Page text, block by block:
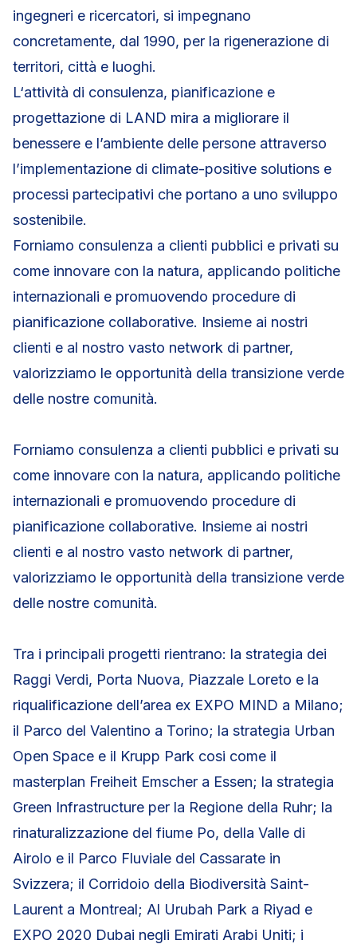
ingegneri e ricercatori, si impegnano
concretamente, dal 1990, per la rigenerazione di
territori, città e luoghi.
L‘attività di consulenza, pianificazione e
progettazione di LAND mira a migliorare il
benessere e l’ambiente delle persone attraverso
l’implementazione di climate-positive solutions e
processi partecipativi che portano a uno sviluppo
sostenibile.
Forniamo consulenza a clienti pubblici e privati su
come innovare con la natura, applicando politiche
internazionali e promuovendo procedure di
pianificazione collaborative. Insieme ai nostri
clienti e al nostro vasto network di partner,
valorizziamo le opportunità della transizione verde
delle nostre comunità.
Forniamo consulenza a clienti pubblici e privati su
come innovare con la natura, applicando politiche
internazionali e promuovendo procedure di
pianificazione collaborative. Insieme ai nostri
clienti e al nostro vasto network di partner,
valorizziamo le opportunità della transizione verde
delle nostre comunità.
Tra i principali progetti rientrano: la strategia dei
Raggi Verdi, Porta Nuova, Piazzale Loreto e la
riqualificazione dell’area ex EXPO MIND a Milano;
il Parco del Valentino a Torino; la strategia Urban
Open Space e il Krupp Park cosi come il
masterplan Freiheit Emscher a Essen; la strategia
Green Infrastructure per la Regione della Ruhr; la
rinaturalizzazione del fiume Po, della Valle di
Airolo e il Parco Fluviale del Cassarate in
Svizzera; il Corridoio della Biodiversità Saint-
Laurent a Montreal; Al Urubah Park a Riyad e
EXPO 2020 Dubai negli Emirati Arabi Uniti; i